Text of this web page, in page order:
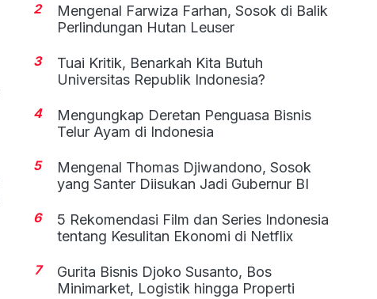
2
Mengenal Farwiza Farhan, Sosok di Balik
Perlindungan Hutan Leuser
3
Tuai Kritik, Benarkah Kita Butuh
Universitas Republik Indonesia?
4
Mengungkap Deretan Penguasa Bisnis
Telur Ayam di Indonesia
5
Mengenal Thomas Djiwandono, Sosok
yang Santer Diisukan Jadi Gubernur BI
6
5 Rekomendasi Film dan Series Indonesia
tentang Kesulitan Ekonomi di Netflix
7
Gurita Bisnis Djoko Susanto, Bos
Minimarket, Logistik hingga Properti